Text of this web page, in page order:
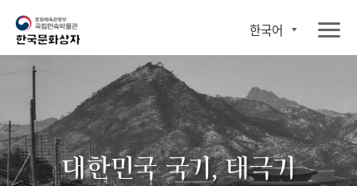
한국어
대한민국 국기, 태극기